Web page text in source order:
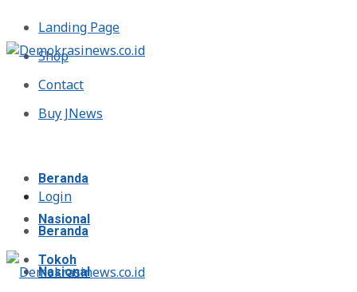
Landing Page
Shop
Contact
Buy JNews
Login
Beranda
Nasional
Tokoh
Beranda
Nasional